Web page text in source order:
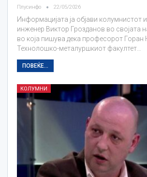
Плусинфо 22/05/2026
Информацијата ја објави колумнистот
инженер Виктор Грозданов во својата
во која пишува дека професорот Горан
Технолошко-металуршкиот факултет…
ПОВЕЌЕ...
КОЛУМНИ